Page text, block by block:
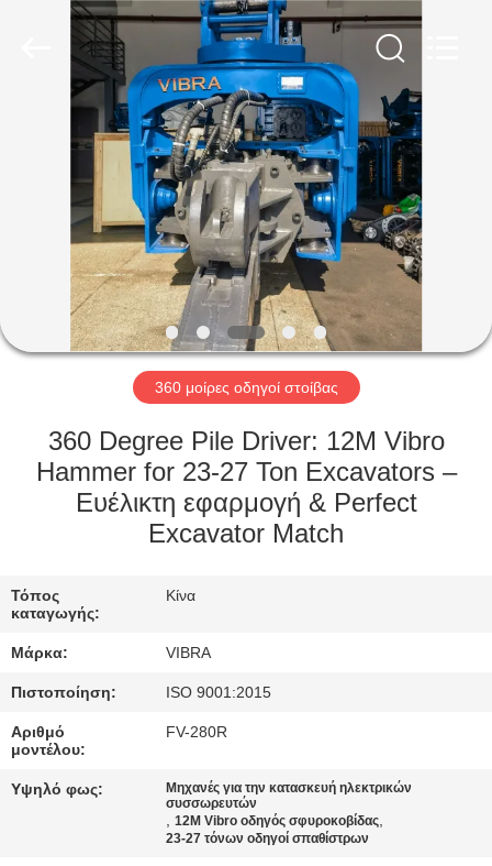
ΣΠΊΤΙ
ΠΡΟΪΌΝΤΑ
ΠΑΡΟΥΣΙΆΣΤΕ
ΠΕΡΊΠΟΥ
ΓΎΡΟΣ
ΕΡΓΟΣΤΑΣΊΩΝ
ΈΛΕΓΧΟΣ
ΕΛΆΤΕ
ΣΕ
ΕΠΑΦΉ
360 μοίρες οδηγοί στοίβας
360 Degree Pile Driver: 12M Vibro
Hammer for 23-27 Ton Excavators –
Ευέλικτη εφαρμογή & Perfect
Excavator Match
Τόπος
καταγωγής:
Κίνα
Μάρκα: VIBRA
Πιστοποίηση: ISO 9001:2015
Αριθμό
μοντέλου:
FV-280R
Υψηλό φως:
Μηχανές για την κατασκευή ηλεκτρικών
συσσωρευτών
,12M Vibro οδηγός σφυροκοβίδας,
23-27 τόνων οδηγοί σπαθίστρων